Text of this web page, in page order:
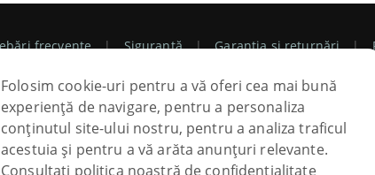
frecvente Siguranță Garanția și returnări
noi Contactați-ne Contul meu Mostre de
Politica de confidențialitate Regulamentul Promoții,
Folosim cookie-uri pentru a vă oferi cea mai bună
experiență de navigare, pentru a personaliza
conținutul site-ului nostru, pentru a analiza traficul
acestuia și pentru a vă arăta anunțuri relevante.
Consultați politica noastră de confidențialitate